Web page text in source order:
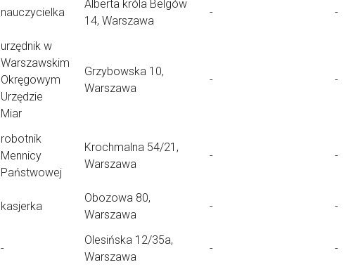
nauczycielka
Alberta króla Belgów
14, Warszawa
- -
urzędnik w
Warszawskim
Okręgowym
Urzędzie
Miar
Grzybowska 10,
Warszawa
- -
robotnik
Mennicy
Państwowej
Krochmalna 54/21,
Warszawa
- -
kasjerka
Obozowa 80,
Warszawa
- -
-
Olesińska 12/35a,
Warszawa
- -